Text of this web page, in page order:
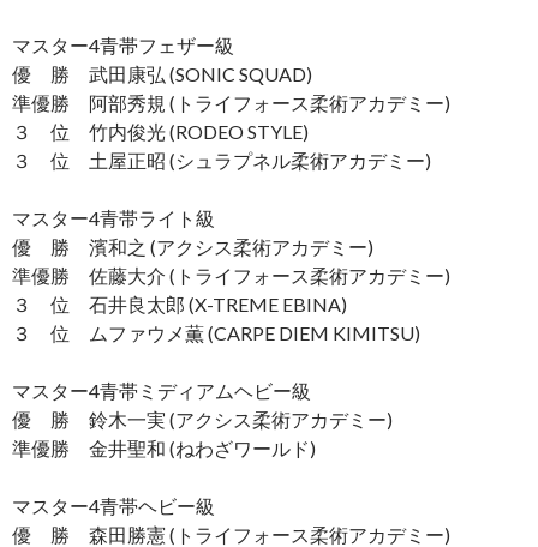
マスター4青帯フェザー級
優 勝 武田康弘 (SONIC SQUAD)
準優勝 阿部秀規 (トライフォース柔術アカデミー)
３ 位 竹内俊光 (RODEO STYLE)
３ 位 土屋正昭 (シュラプネル柔術アカデミー)
マスター4青帯ライト級
優 勝 濱和之 (アクシス柔術アカデミー)
準優勝 佐藤大介 (トライフォース柔術アカデミー)
３ 位 石井良太郎 (X-TREME EBINA)
３ 位 ムファウメ薫 (CARPE DIEM KIMITSU)
マスター4青帯ミディアムヘビー級
優 勝 鈴木一実 (アクシス柔術アカデミー)
準優勝 金井聖和 (ねわざワールド)
マスター4青帯ヘビー級
優 勝 森田勝憲 (トライフォース柔術アカデミー)